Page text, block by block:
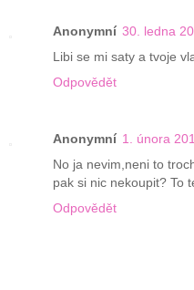
Anonymní 30. ledna
Libi se mi saty a tvoje
Odpovědět
Anonymní 1. února
No ja nevim,neni to
pak si nic nekoupit? To
Odpovědět